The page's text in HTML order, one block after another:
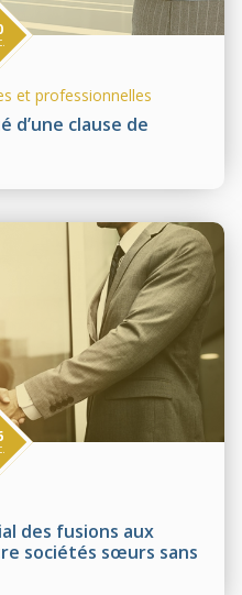
d’une clause de
et professionnelles
des fusions aux
sociétés sœurs sans